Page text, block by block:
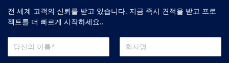
전 세계 고객의 신뢰를 받고 있습니다. 지금 즉시 견적을 받고 프로
젝트를 더 빠르게 시작하세요..